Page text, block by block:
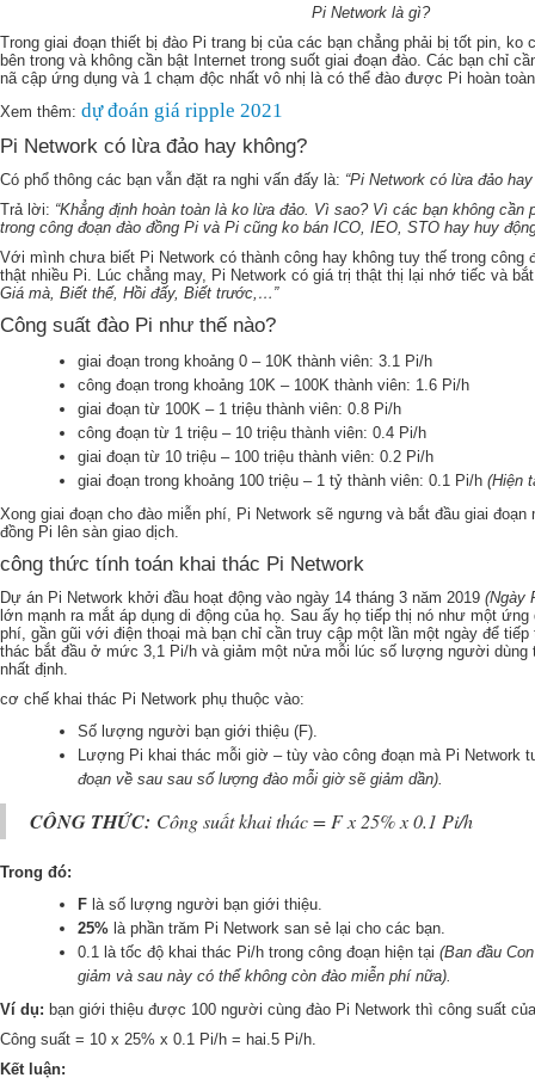
Pi Network là gì?
Trong giai đoạn thiết bị đào Pi trang bị của các bạn chẳng phải bị tốt pin, ko
bên trong và không cần bật Internet trong suốt giai đoạn đào. Các bạn chỉ
nã cập ứng dụng và 1 chạm độc nhất vô nhị là có thể đào được Pi hoàn
Xem thêm: dự đoán giá ripple 2021
Pi Network có lừa đảo hay không?
Có phổ thông các bạn vẫn đặt ra nghi vấn đấy là: “Pi Network có lừa đảo hay
Trả lời: “Khẳng định hoàn toàn là ko lừa đảo. Vì sao? Vì các bạn không cần
trong công đoạn đào đồng Pi và Pi cũng ko bán ICO, IEO, STO hay huy
Với mình chưa biết Pi Network có thành công hay không tuy thế trong công
thật nhiều Pi. Lúc chẳng may, Pi Network có giá trị thật thị lại nhớ tiếc và
Giá mà, Biết thế, Hồi đấy, Biết trước,…”
Công suất đào Pi như thế nào?
giai đoạn trong khoảng 0 – 10K thành viên: 3.1 Pi/h
công đoạn trong khoảng 10K – 100K thành viên: 1.6 Pi/h
giai đoạn từ 100K – 1 triệu thành viên: 0.8 Pi/h
công đoạn từ 1 triệu – 10 triệu thành viên: 0.4 Pi/h
giai đoạn từ 10 triệu – 100 triệu thành viên: 0.2 Pi/h
giai đoạn trong khoảng 100 triệu – 1 tỷ thành viên: 0.1 Pi/h (Hiện
Xong giai đoạn cho đào miễn phí, Pi Network sẽ ngưng và bắt đầu giai
đồng Pi lên sàn giao dịch.
công thức tính toán khai thác Pi Network
Dự án Pi Network khởi đầu hoạt động vào ngày 14 tháng 3 năm 2019 (Ngày
lớn mạnh ra mắt áp dụng di động của họ. Sau ấy họ tiếp thị nó như một ứng
phí, gần gũi với điện thoại mà bạn chỉ cần truy cập một lần một ngày để
thác bắt đầu ở mức 3,1 Pi/h và giảm một nửa mỗi lúc số lượng người dùng
nhất định.
cơ chế khai thác Pi Network phụ thuộc vào:
Số lượng người bạn giới thiệu (F).
Lượng Pi khai thác mỗi giờ – tùy vào công đoạn mà Pi Network
đoạn về sau sau số lượng đào mỗi giờ sẽ giảm dần).
CÔNG THỨC: Công suất khai thác = F x 25% x 0.1 Pi/h
Trong đó:
F là số lượng người bạn giới thiệu.
25% là phần trăm Pi Network san sẻ lại cho các bạn.
0.1 là tốc độ khai thác Pi/h trong công đoạn hiện tại (Ban đầu
giảm và sau này có thể không còn đào miễn phí nữa).
Ví dụ: bạn giới thiệu được 100 người cùng đào Pi Network thì công suất
Công suất = 10 x 25% x 0.1 Pi/h = hai.5 Pi/h.
Kết luận: